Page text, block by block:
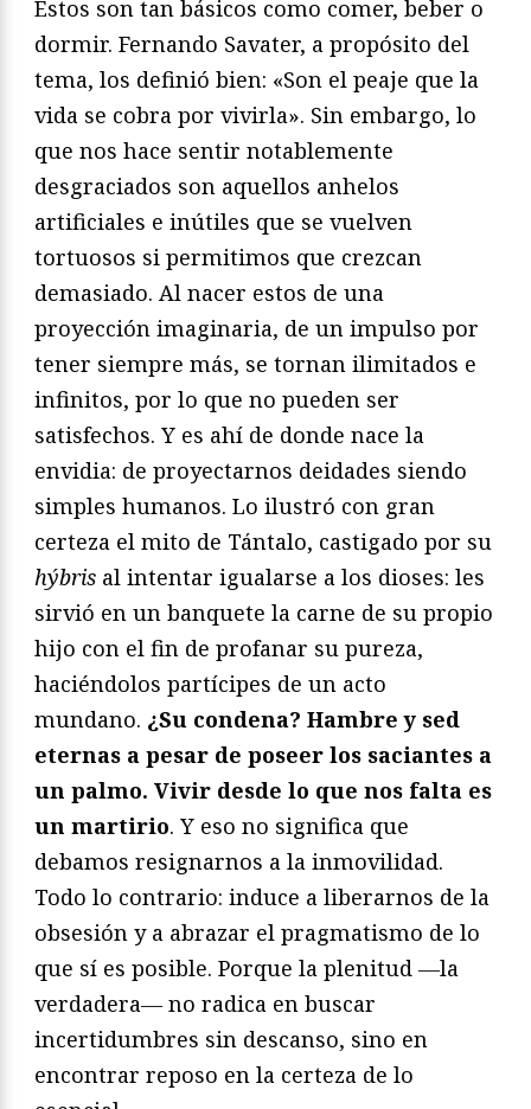
Estos son tan básicos como comer, beber o
dormir. Fernando Savater, a propósito del
tema, los definió bien: «Son el peaje que la
vida se cobra por vivirla». Sin embargo, lo
que nos hace sentir notablemente
desgraciados son aquellos anhelos
artificiales e inútiles que se vuelven
tortuosos si permitimos que crezcan
demasiado. Al nacer estos de una
proyección imaginaria, de un impulso por
tener siempre más, se tornan ilimitados e
infinitos, por lo que no pueden ser
satisfechos. Y es ahí de donde nace la
envidia: de proyectarnos deidades siendo
simples humanos. Lo ilustró con gran
certeza el mito de Tántalo, castigado por su
hýbris al intentar igualarse a los dioses: les
sirvió en un banquete la carne de su propio
hijo con el fin de profanar su pureza,
haciéndolos partícipes de un acto
mundano. ¿Su condena? Hambre y sed
eternas a pesar de poseer los saciantes a
un palmo. Vivir desde lo que nos falta es
un martirio. Y eso no significa que
debamos resignarnos a la inmovilidad.
Todo lo contrario: induce a liberarnos de la
obsesión y a abrazar el pragmatismo de lo
que sí es posible. Porque la plenitud ―la
verdadera― no radica en buscar
incertidumbres sin descanso, sino en
encontrar reposo en la certeza de lo